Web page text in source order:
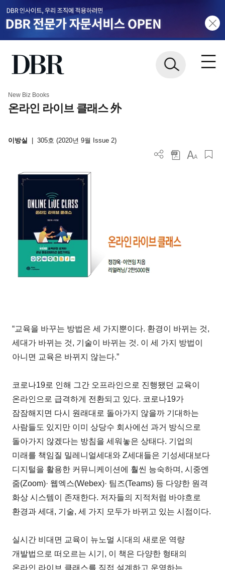
New Biz Books
온라인 라이브 클래스 外
이방실 305호 (2020년 9월 Issue 2)
“교육을 바꾸는 방법은 세 가지뿐이다. 환경이 바뀌는 것,
세대가 바뀌는 것, 기술이 바뀌는 것. 이 세 가지 방법이
아니면 교육은 바뀌지 않는다.”
코로나19로 인해 그간 오프라인으로 진행됐던 교육이
온라인으로 급격하게 전환되고 있다. 코로나19가
잠잠해지면 다시 원래대로 돌아가지 않을까 기대하는
사람들도 있지만 이미 상당수 회사에선 과거 방식으로
돌아가지 않겠다는 방침을 세워놓은 상태다. 기업의
미래를 책임질 밀레니얼세대와 Z세대들은 기성세대보다
디지털을 활용한 커뮤니케이션에 훨씬 능숙하며, 시중엔
줌(Zoom)· 웹엑스(Webex)· 팀즈(Teams) 등 다양한 원격
화상 시스템이 존재한다. 저자들의 지적처럼 바야흐로
환경과 세대, 기술, 세 가지 모두가 바뀌고 있는 시점이다.
실시간 비대면 교육이 뉴노멀 시대의 새로운 역량
개발법으로 떠오르는 시기, 이 책은 다양한 형태의
온라인 라이브 클래스를 직접 설계하고 운영하는